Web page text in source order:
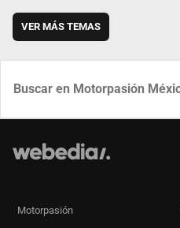
VER MÁS TEMAS
Motorpasión